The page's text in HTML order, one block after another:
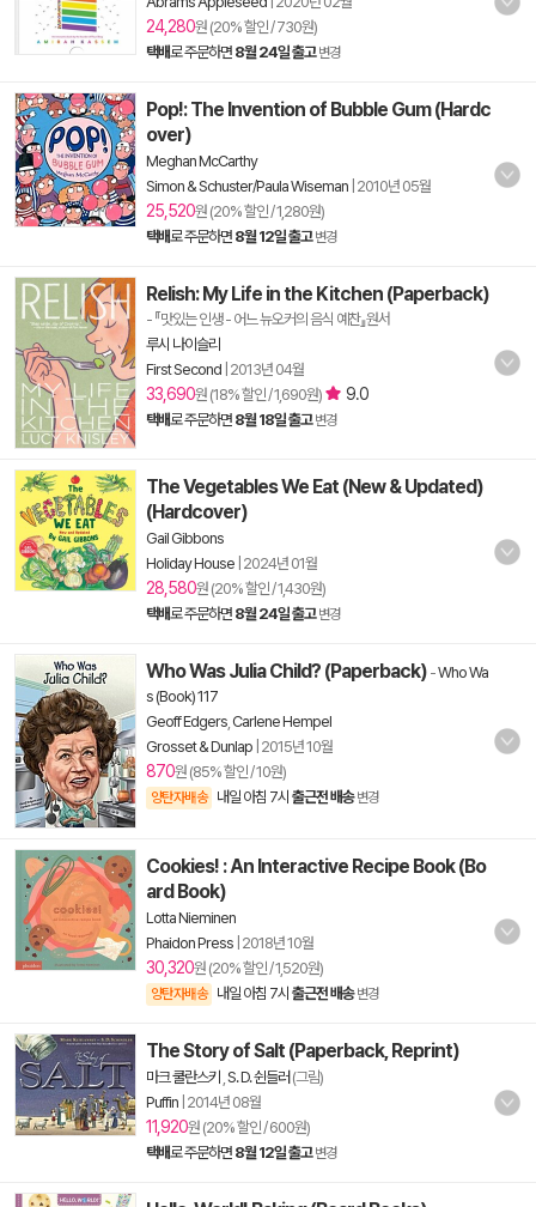
24,280원 (20% 할인 / 730원)
택배로 주문하면 8월 24일 출고 변경
Pop!: The Invention of Bubble Gum (Hardc
over)
Meghan McCarthy
Simon & Schuster/Paula Wiseman 2010년 05월
25,520원 (20% 할인 / 1,280원)
택배로 주문하면 8월 12일 출고 변경
Relish: My Life in the Kitchen (Paperback)
- 『맛있는 인생 - 어느 뉴오커의 음식 예찬』원서
루시 나이슬리
First Second 2013년 04월
33,690원 (18% 할인 / 1,690원) 9.0
택배로 주문하면 8월 18일 출고 변경
The Vegetables We Eat (New & Updated)
(Hardcover)
Gail Gibbons
Holiday House 2024년 01월
28,580원 (20% 할인 / 1,430원)
택배로 주문하면 8월 24일 출고 변경
Who Was Julia Child? (Paperback) -Who Wa
s (Book) 117
Geoff Edgers Carlene Hempel
Grosset & Dunlap 2015년 10월
870원 (85% 할인 / 10원)
양탄자배송 내일 아침 7시 출근전 배송 변경
Cookies! : An Interactive Recipe Book (Bo
ard Book)
Lotta Nieminen
Phaidon Press 2018년 10월
30,320원 (20% 할인 / 1,520원)
양탄자배송 내일 아침 7시 출근전 배송 변경
The Story of Salt (Paperback, Reprint)
마크 쿨란스키 S. D. 쉰들러 (그림)
Puffin 2014년 08월
11,920원 (20% 할인 / 600원)
택배로 주문하면 8월 12일 출고 변경